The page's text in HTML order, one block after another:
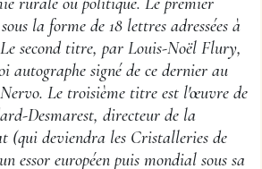
la forme de 18 lettres adressées à
second titre, par Louis-Noël Flury,
autographe signé de ce dernier au
Le troisième titre est l'œuvre de
Desmarest, directeur de la
(qui deviendra les Cristalleries de
essor européen puis mondial sous sa